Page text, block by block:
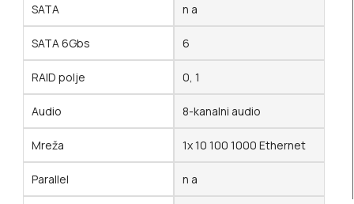
SATA n a
SATA 6Gbs 6
RAID polje 0, 1
Audio 8-kanalni audio
Mreža 1x 10 100 1000 Ethernet
Parallel n a